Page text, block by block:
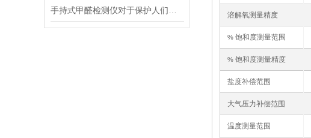
溶解氧测量精度
% 饱和度测量范围
% 饱和度测量精度
盐度补偿范围
大气压力补偿范围
温度测量范围